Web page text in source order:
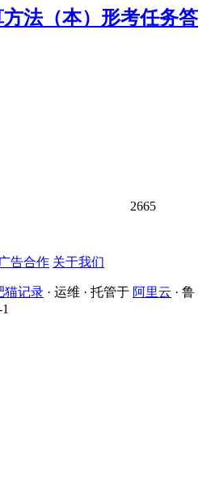
法（本）形考任务答
2665
告合作 关于我们
猫记录 · 运维 · 托管于 阿里云 · 鲁